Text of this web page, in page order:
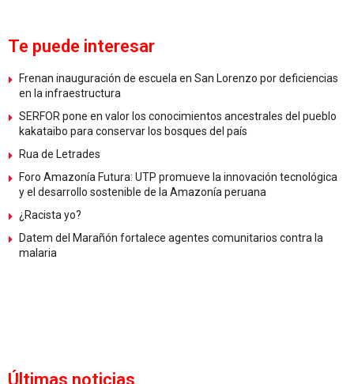
Te puede interesar
Frenan inauguración de escuela en San Lorenzo por deficiencias
en la infraestructura
SERFOR pone en valor los conocimientos ancestrales del pueblo
kakataibo para conservar los bosques del país
Rua de Letrades
Foro Amazonía Futura: UTP promueve la innovación tecnológica
y el desarrollo sostenible de la Amazonía peruana
¿Racista yo?
Datem del Marañón fortalece agentes comunitarios contra la
malaria
Últimas noticias